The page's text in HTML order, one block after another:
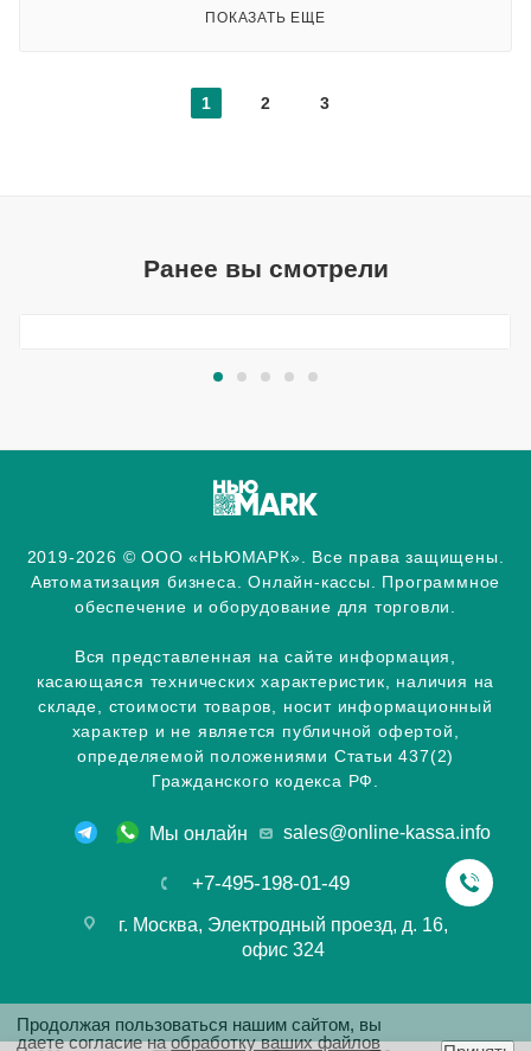
ПОКАЗАТЬ ЕЩЕ
1 2 3
Ранее вы смотрели
2019-2026 © ООО «НЬЮМАРК». Все права защищены.
Автоматизация бизнеса. Онлайн-кассы. Программное
обеспечение и оборудование для торговли.
Вся представленная на сайте информация,
касающаяся технических характеристик, наличия на
складе, стоимости товаров, носит информационный
характер и не является публичной офертой,
определяемой положениями Статьи 437(2)
Гражданского кодекса РФ.
Мы онлайн sales@online-kassa.info
+7-495-198-01-49
г. Москва, Электродный проезд, д. 16,
офис 324
Продолжая пользоваться нашим сайтом, вы
даете согласие наобработку ваших файлов